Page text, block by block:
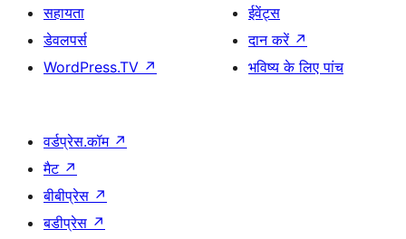
सहायता
डेवलपर्स
WordPress.TV ↗
ईवेंट्स
दान करें ↗
भविष्य के लिए पांच
वर्डप्रेस.कॉम ↗
मैट ↗
बीबीप्रेस ↗
बडीप्रेस ↗